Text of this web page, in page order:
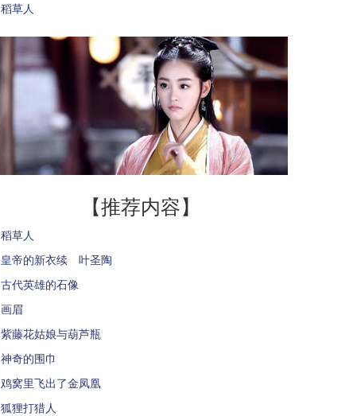
稻草人
【推荐内容】
稻草人
皇帝的新衣续 叶圣陶
古代英雄的石像
画眉
紫藤花姑娘与葫芦瓶
神奇的围巾
鸡窝里飞出了金凤凰
狐狸打猎人